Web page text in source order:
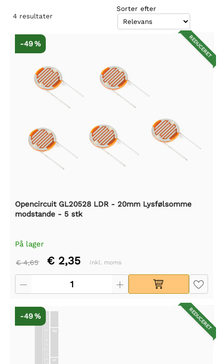
4 resultater
Sorter efter
REDUCERET
-49 %
Opencircuit GL20528 LDR - 20mm Lysfølsomme
modstande - 5 stk
På lager
€ 4,65 € 2,35 Inkl. moms
REDUCERET
-49 %